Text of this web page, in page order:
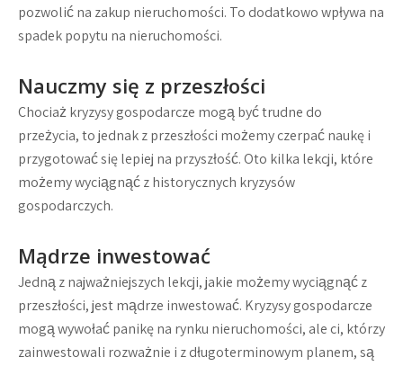
pozwolić na zakup nieruchomości. To dodatkowo wpływa na
spadek popytu na nieruchomości.
Nauczmy się z przeszłości
Chociaż kryzysy gospodarcze mogą być trudne do
przeżycia, to jednak z przeszłości możemy czerpać naukę i
przygotować się lepiej na przyszłość. Oto kilka lekcji, które
możemy wyciągnąć z historycznych kryzysów
gospodarczych.
Mądrze inwestować
Jedną z najważniejszych lekcji, jakie możemy wyciągnąć z
przeszłości, jest mądrze inwestować. Kryzysy gospodarcze
mogą wywołać panikę na rynku nieruchomości, ale ci, którzy
zainwestowali rozważnie i z długoterminowym planem, są